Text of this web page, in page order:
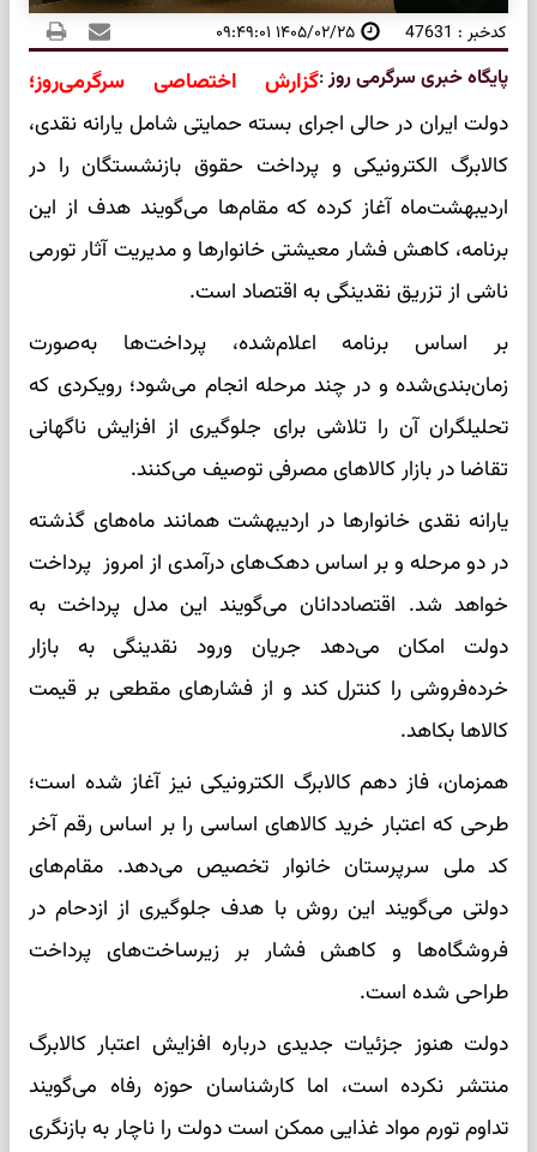
کدخبر : 47631 ۱۴۰۵/۰۲/۲۵ ۰۹:۴۹:۰۱
پایگاه خبری سرگرمی روز:گزارش اختصاصی سرگرمی‌روز؛
دولت ایران در حالی اجرای بسته حمایتی شامل یارانه نقدی،
کالابرگ الکترونیکی و پرداخت حقوق بازنشستگان را در
اردیبهشت‌ماه آغاز کرده که مقام‌ها می‌گویند هدف از این
برنامه، کاهش فشار معیشتی خانوارها و مدیریت آثار تورمی
ناشی از تزریق نقدینگی به اقتصاد است.
بر اساس برنامه اعلام‌شده، پرداخت‌ها به‌صورت
زمان‌بندی‌شده و در چند مرحله انجام می‌شود؛ رویکردی که
تحلیلگران آن را تلاشی برای جلوگیری از افزایش ناگهانی
تقاضا در بازار کالاهای مصرفی توصیف می‌کنند.
یارانه نقدی خانوارها در اردیبهشت همانند ماه‌های گذشته
در دو مرحله و بر اساس دهک‌های درآمدی از امروز پرداخت
خواهد شد. اقتصاددانان می‌گویند این مدل پرداخت به
دولت امکان می‌دهد جریان ورود نقدینگی به بازار
خرده‌فروشی را کنترل کند و از فشارهای مقطعی بر قیمت
کالاها بکاهد.
همزمان، فاز دهم کالابرگ الکترونیکی نیز آغاز شده است؛
طرحی که اعتبار خرید کالاهای اساسی را بر اساس رقم آخر
کد ملی سرپرستان خانوار تخصیص می‌دهد. مقام‌های
دولتی می‌گویند این روش با هدف جلوگیری از ازدحام در
فروشگاه‌ها و کاهش فشار بر زیرساخت‌های پرداخت
طراحی شده است.
دولت هنوز جزئیات جدیدی درباره افزایش اعتبار کالابرگ
منتشر نکرده است، اما کارشناسان حوزه رفاه می‌گویند
تداوم تورم مواد غذایی ممکن است دولت را ناچار به بازنگری